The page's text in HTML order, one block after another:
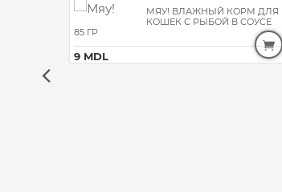
МЯУ! ВЛАЖНЫЙ КОРМ ДЛЯ
КОШЕК С РЫБОЙ В СОУСЕ
85 ГР
9 MDL